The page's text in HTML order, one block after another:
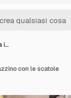
i…
con le scatole